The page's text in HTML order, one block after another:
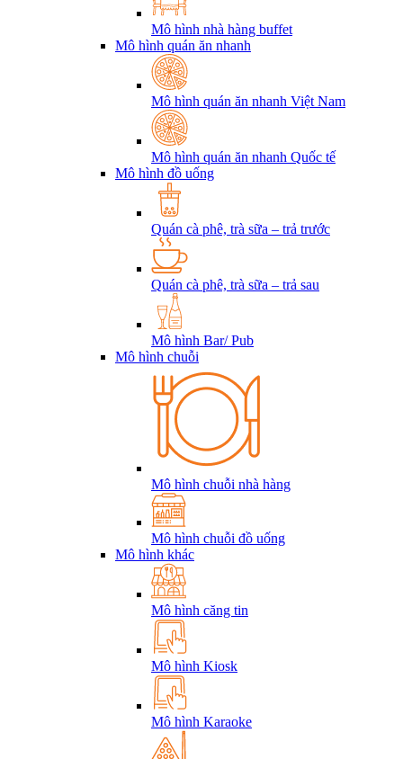
Mô hình nhà hàng buffet
Mô hình quán ăn nhanh
Mô hình quán ăn nhanh Việt Nam
Mô hình quán ăn nhanh Quốc tế
Mô hình đồ uống
Quán cà phê, trà sữa – trả trước
Quán cà phê, trà sữa – trả sau
Mô hình Bar/ Pub
Mô hình chuỗi
Mô hình chuỗi nhà hàng
Mô hình chuỗi đồ uống
Mô hình khác
Mô hình căng tin
Mô hình Kiosk
Mô hình Karaoke